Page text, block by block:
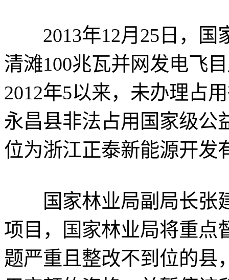
2013年12月25日，国
清滩100兆瓦并网发电飞
2012年5以来，未办理占
永昌县非法占用国家级公
位为浙江正泰新能源开发
国家林业局副局长张
项目，国家林业局将重点
题严重且整改不到位的县